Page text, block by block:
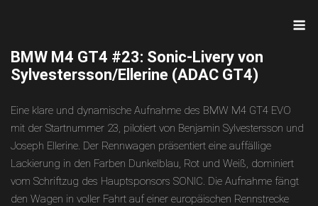
BMW M4 GT4 #23: Sonic-Livery von
Sylvestersson/Ellerine (ADAC GT4)
Eine klare und dynamische Aufnahme des BMW M4 GT4 EVO
mit der Startnummer 23, pilotiert von Benjamin Sylvestersson und
Joseph Ellerine. Der Rennwagen präsentiert eine auffällige
Lackierung in den Farben Dunkelblau, Rot und Weiß, dominiert
vom Schriftzug des Hauptsponsors SONIC. Die Aufnahme fängt
den Wagen in voller Fahrt auf einer europäischen Rennstrecke